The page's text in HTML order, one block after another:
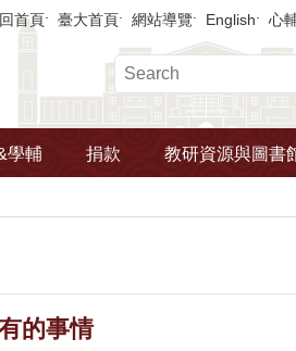
回首頁 臺大首頁 網站導覽 English 心
學輔 捐款 教研資源與圖書
的事情